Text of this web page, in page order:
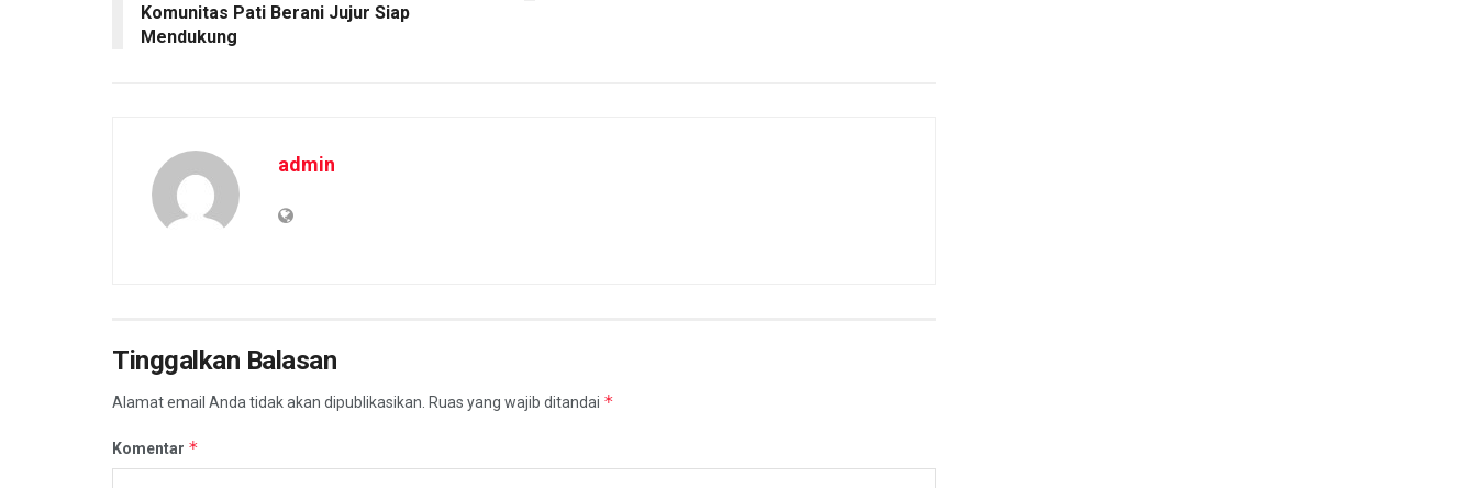
Komunitas Pati Berani Jujur Siap
Mendukung
admin
Tinggalkan Balasan
Alamat email Anda tidak akan dipublikasikan. Ruas yang wajib ditandai *
Komentar *